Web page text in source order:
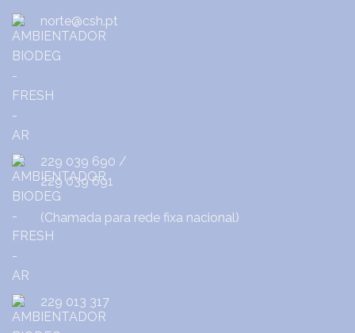
norte@csh.pt
229 039 690 /
229 039 691
(Chamada para rede fixa nacional)
229 013 317